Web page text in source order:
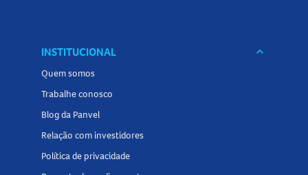
INSTITUCIONAL keyboard_arrow_down
Quem somos
Trabalhe conosco
Blog da Panvel
Relação com investidores
Política de privacidade